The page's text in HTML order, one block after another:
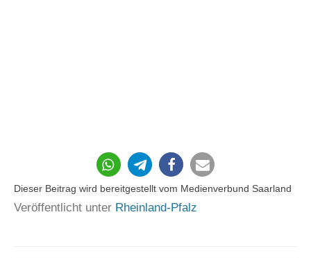
Dieser Beitrag wird bereitgestellt vom Medienverbund Saarland
Veröffentlicht unter Rheinland-Pfalz